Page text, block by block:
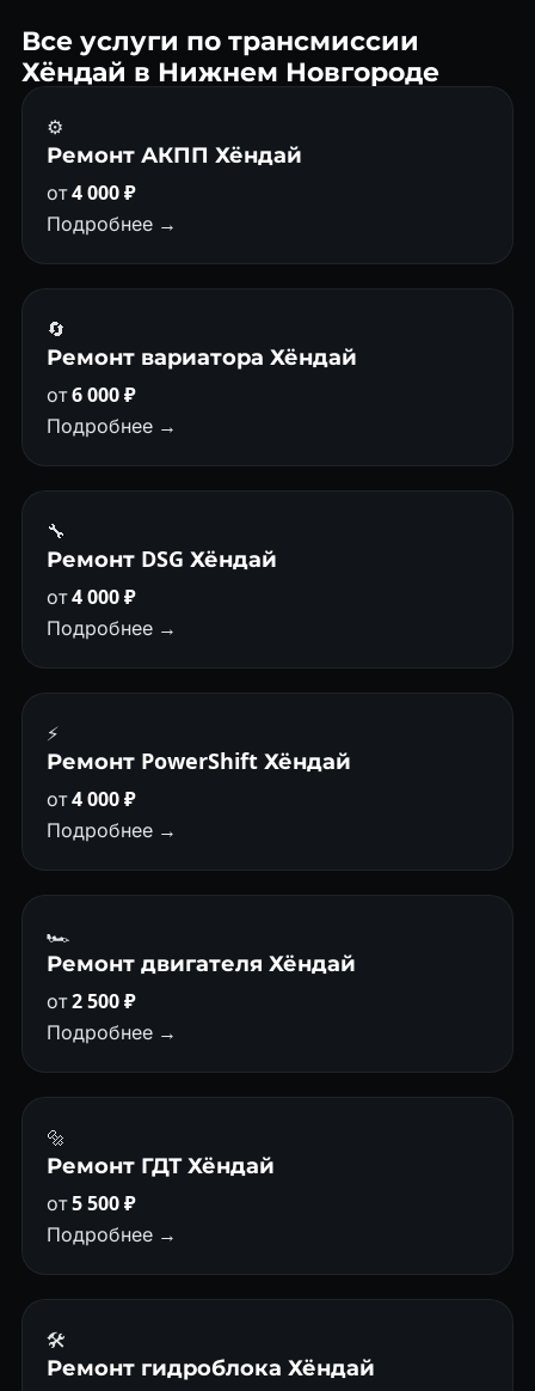
ежедневно.
Все услуги по трансмиссии
Хёндай в Нижнем Новгороде
⚙️
Ремонт АКПП Хёндай
от4 000 ₽
Подробнее →
🔄
Ремонт вариатора Хёндай
от6 000 ₽
Подробнее →
🔧
Ремонт DSG Хёндай
от4 000 ₽
Подробнее →
⚡
Ремонт PowerShift Хёндай
от4 000 ₽
Подробнее →
🏎
Ремонт двигателя Хёндай
от2 500 ₽
Подробнее →
🔩
Ремонт ГДТ Хёндай
от5 500 ₽
Подробнее →
🛠️
Ремонт гидроблока Хёндай